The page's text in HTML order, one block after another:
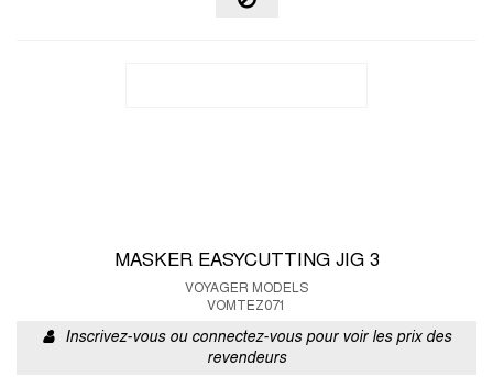
MASKER EASYCUTTING JIG 3
VOYAGER MODELS
VOMTEZ071
Inscrivez-vous ou connectez-vous pour voir les prix des
revendeurs